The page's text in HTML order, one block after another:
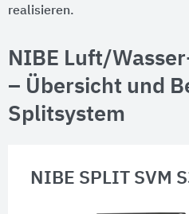
realisieren.
NIBE Luft/
– Übersicht und
Splitsystem
NIBE SPLIT SVM